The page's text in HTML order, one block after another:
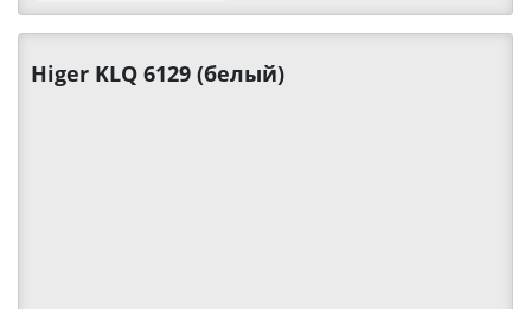
Higer KLQ 6129 (белый)